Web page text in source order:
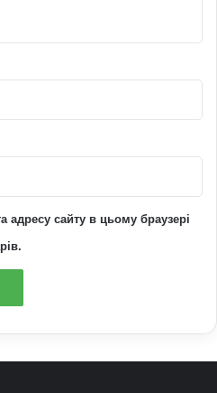
адресу сайту в цьому браузері